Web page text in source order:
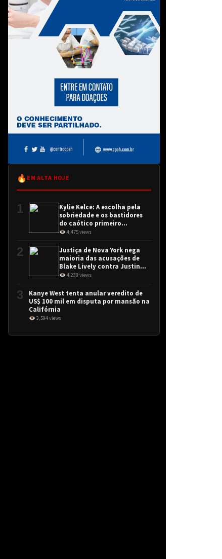
🔥 EM ALTA HOJE
1
Kylie Kelce: A escolha pela
sobriedade e os bastidores
do caótico primeiro
encontro
👁 4,475 views
2
Justiça de Nova York nega
maioria das acusações de
Blake Lively contra Justin
Baldoni
👁 4,238 views
3
Kanye West tenta anular veredito de
US$ 100 mil em disputa por mansão na
Califórnia
👁 3,594 views